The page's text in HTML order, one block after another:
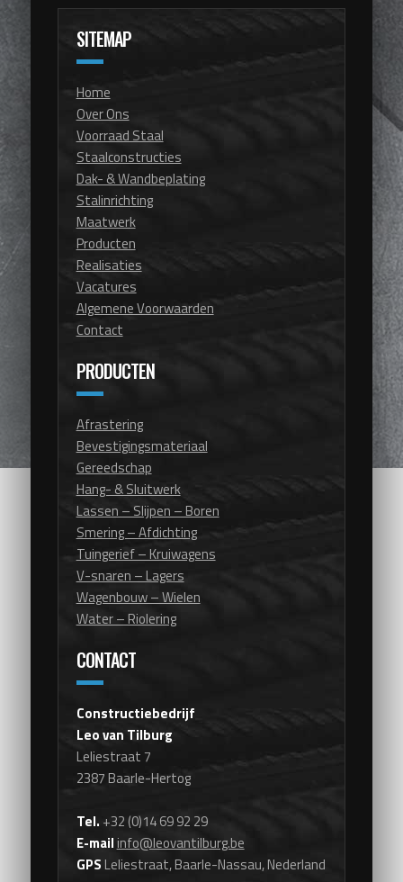
SITEMAP
Home
Over Ons
Voorraad Staal
Staalconstructies
Dak- & Wandbeplating
Stalinrichting
Maatwerk
Producten
Realisaties
Vacatures
Algemene Voorwaarden
Contact
PRODUCTEN
Afrastering
Bevestigingsmateriaal
Gereedschap
Hang- & Sluitwerk
Lassen – Slijpen – Boren
Smering – Afdichting
Tuingerief – Kruiwagens
V-snaren – Lagers
Wagenbouw – Wielen
Water – Riolering
CONTACT
Constructiebedrijf
Leo van Tilburg
Leliestraat 7
2387 Baarle-Hertog
Tel. +32 (0)14 69 92 29
E-mailinfo@leovantilburg.be
GPSLeliestraat, Baarle-Nassau, Nederland